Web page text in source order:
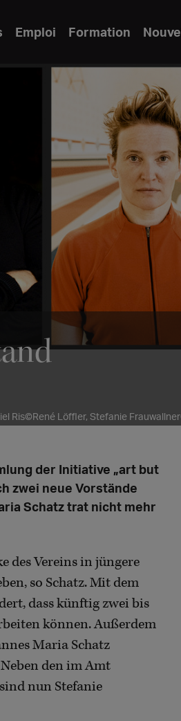
Emploi Formation
Ris©René Löffler, Stefanie
der Initiative „art but
zwei neue Vorstände
Schatz trat nicht mehr
des Vereins in jüngere
so Schatz. Mit dem
dass künftig zwei bis
können. Außerdem
Maria Schatz
den im Amt
nun Stefanie